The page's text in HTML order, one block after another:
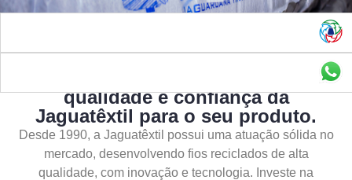
qualidade e confiança da
Jaguatêxtil para o seu produto.
Desde 1990, a Jaguatêxtil possui uma atuação sólida no
mercado, desenvolvendo fios reciclados de alta
qualidade, com inovação e tecnologia. Investe na